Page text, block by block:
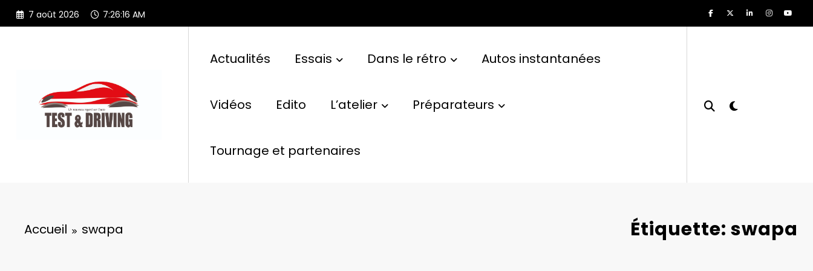
Aller
7 août 2026 7:26:16 AM
Actualités Essais Dans le rétro Autos instantanées
Vidéos Edito L’atelier Préparateurs
Tournage et partenaires
Accueil swapa Étiquette: swapa